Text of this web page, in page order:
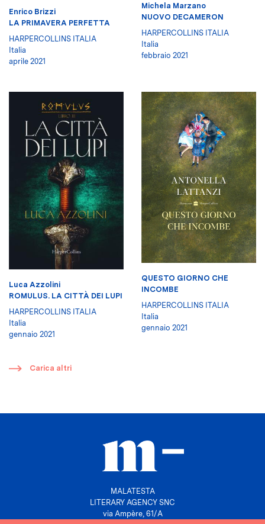
Enrico Brizzi
LA PRIMAVERA PERFETTA
HARPERCOLLINS ITALIA
Italia
aprile 2021
Michela Marzano
NUOVO DECAMERON
HARPERCOLLINS ITALIA
Italia
febbraio 2021
Luca Azzolini
ROMULUS. LA CITTÀ DEI LUPI
HARPERCOLLINS ITALIA
Italia
gennaio 2021
QUESTO GIORNO CHE
INCOMBE
HARPERCOLLINS ITALIA
Italia
gennaio 2021
​ Carica altri
MALATESTA
LITERARY AGENCY SNC
via Ampère, 61/A